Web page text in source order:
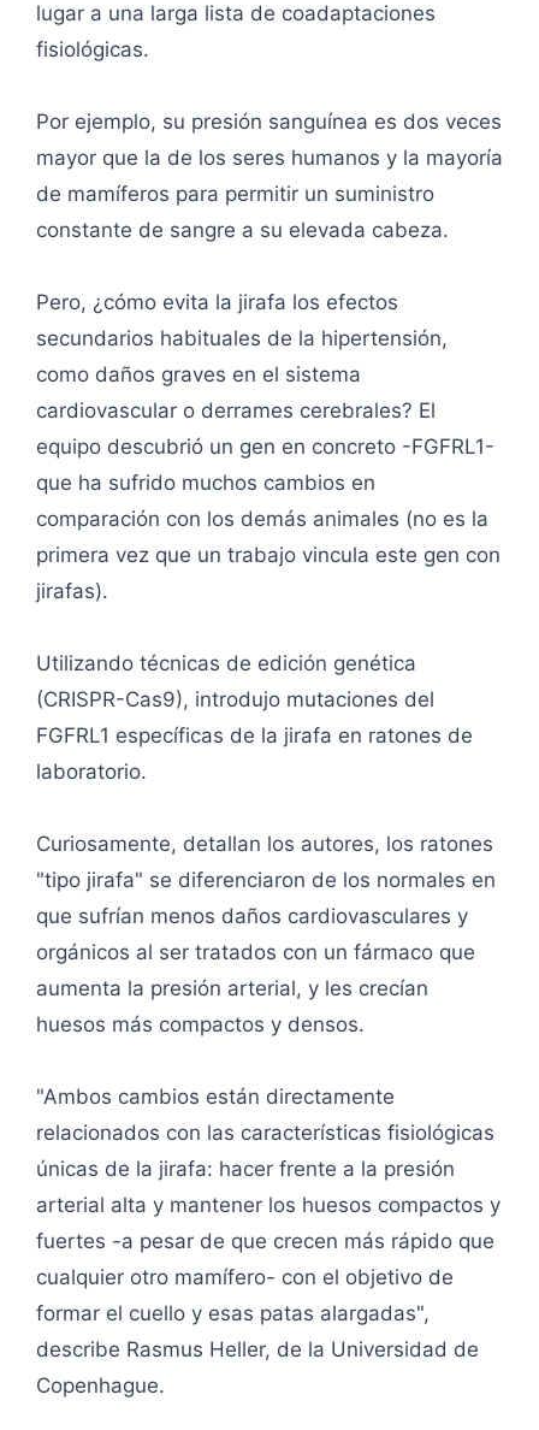
lugar a una larga lista de coadaptaciones
fisiológicas.
Por ejemplo, su presión sanguínea es dos veces
mayor que la de los seres humanos y la mayoría
de mamíferos para permitir un suministro
constante de sangre a su elevada cabeza.
Pero, ¿cómo evita la jirafa los efectos
secundarios habituales de la hipertensión,
como daños graves en el sistema
cardiovascular o derrames cerebrales? El
equipo descubrió un gen en concreto -FGFRL1-
que ha sufrido muchos cambios en
comparación con los demás animales (no es la
primera vez que un trabajo vincula este gen con
jirafas).
Utilizando técnicas de edición genética
(CRISPR-Cas9), introdujo mutaciones del
FGFRL1 específicas de la jirafa en ratones de
laboratorio.
Curiosamente, detallan los autores, los ratones
"tipo jirafa" se diferenciaron de los normales en
que sufrían menos daños cardiovasculares y
orgánicos al ser tratados con un fármaco que
aumenta la presión arterial, y les crecían
huesos más compactos y densos.
"Ambos cambios están directamente
relacionados con las características fisiológicas
únicas de la jirafa: hacer frente a la presión
arterial alta y mantener los huesos compactos y
fuertes -a pesar de que crecen más rápido que
cualquier otro mamífero- con el objetivo de
formar el cuello y esas patas alargadas",
describe Rasmus Heller, de la Universidad de
Copenhague.